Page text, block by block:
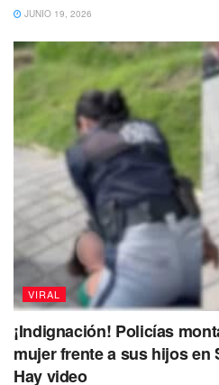
JUNIO 19, 2026
VIRAL
¡Indignación! Policías
mujer frente a sus hijos en
Hay video